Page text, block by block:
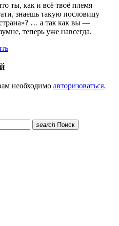
ты, как и всё твоё племя
знаешь такую пословицу
… а так как вы —
теперь уже навсегда.
необходимо авторизоваться.
search Поиск